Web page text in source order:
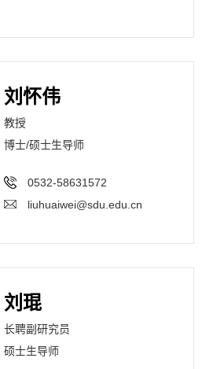
刘怀伟
教授
博士/硕士生导师
0532-58631572
liuhuaiwei@sdu.edu.cn
刘琨
长聘副研究员
硕士生导师